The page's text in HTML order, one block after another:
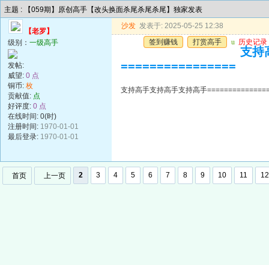
主题 : 【059期】原创高手【改头换面杀尾杀尾杀尾】独家发表
【老罗】
级别： 一级高手
发帖:
威望: 0 点
铜币: 枚
贡献值: 点
好评度: 0 点
在线时间: 0(时)
注册时间: 1970-01-01
最后登录: 1970-01-01
沙发 发表于: 2025-05-25 12:38
签到赚钱
打赏高手 u 历史记录
支持
================
支持高手支持高手支持高手
首页 上一页 2 3 4 5 6 7 8 9 10 11 12